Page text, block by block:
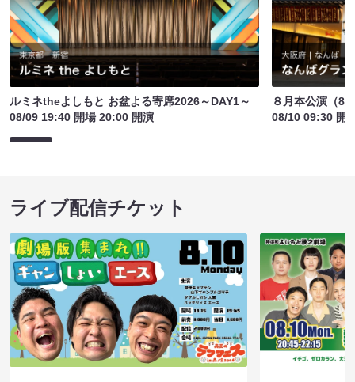
ルミネtheよしもと お盆よる寄席2026～DAY1～
08/09 19:40 開場 20:00 開演
８月本公演（8/
08/10 09:30 開
ライブ配信チケット